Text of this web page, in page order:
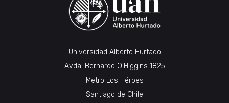
Universidad Alberto Hurtado
Avda. Bernardo O’Higgins 1825
Metro Los Héroes
Santiago de Chile